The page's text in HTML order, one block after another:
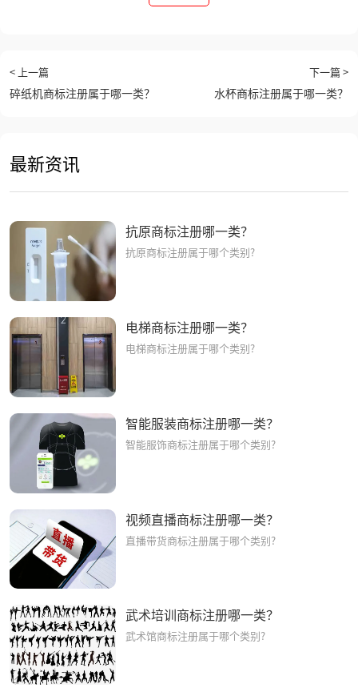
< 上一篇
碎纸机商标注册属于哪一类？
下一篇 >
水杯商标注册属于哪一类？
最新资讯
抗原商标注册哪一类？
抗原商标注册属于哪个类别?
电梯商标注册哪一类？
电梯商标注册属于哪个类别?
智能服装商标注册哪一类？
智能服饰商标注册属于哪个类别?
视频直播商标注册哪一类？
直播带货商标注册属于哪个类别?
武术培训商标注册哪一类？
武术馆商标注册属于哪个类别?